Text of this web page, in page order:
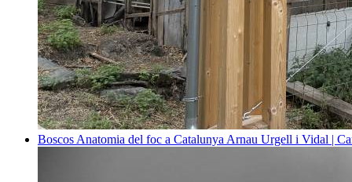
Boscos Anatomia del foc a Catalunya Arnau Urgell i Vidal |